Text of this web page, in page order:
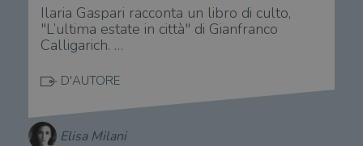
Ilaria Gaspari racconta un libro di culto,
"L’ultima estate in città" di Gianfranco
Calligarich. …
D'AUTORE
Elisa Milani